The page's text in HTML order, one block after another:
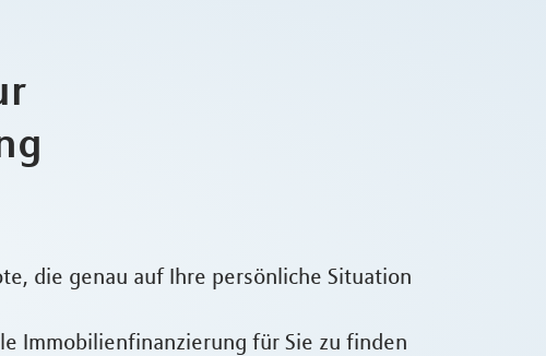
die genau auf Ihre persönliche Situation
Immobilienfinanzierung für Sie zu finden